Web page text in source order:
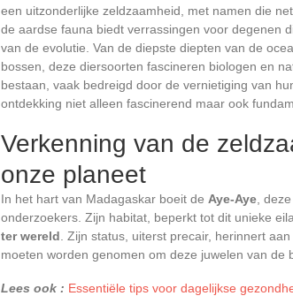
een uitzonderlijke zeldzaamheid, met namen die
de aardse fauna biedt verrassingen voor degenen
van de evolutie. Van de diepste diepten van de
bossen, deze diersoorten fascineren biologen en
bestaan, vaak bedreigd door de vernietiging van
ontdekking niet alleen fascinerend maar ook
Verkenning van de
onze planeet
In het hart van Madagaskar boeit de Aye-Aye ,
onderzoekers. Zijn habitat, beperkt tot dit unieke
ter wereld . Zijn status, uiterst precair, herinnert
moeten worden genomen om deze juwelen van de
Lees ook : Essentiële tips voor dagelijkse